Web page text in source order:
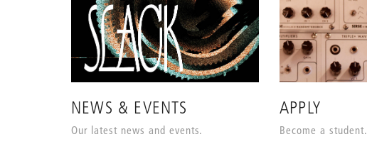
NEWS & EVENTS
Our latest news and events.
APPLY
Become a student.